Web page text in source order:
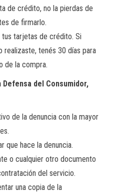
de crédito, no la pierdas de
de firmarlo.
tarjetas de crédito. Si
realizaste, tenés 30 días para
de la compra.
del Consumidor,
de la denuncia con la mayor
que hace la denuncia.
o cualquier otro documento
del servicio.
una copia de la